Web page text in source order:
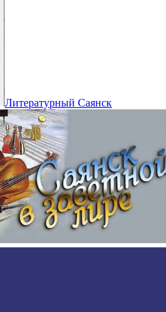
Литературный Саянск